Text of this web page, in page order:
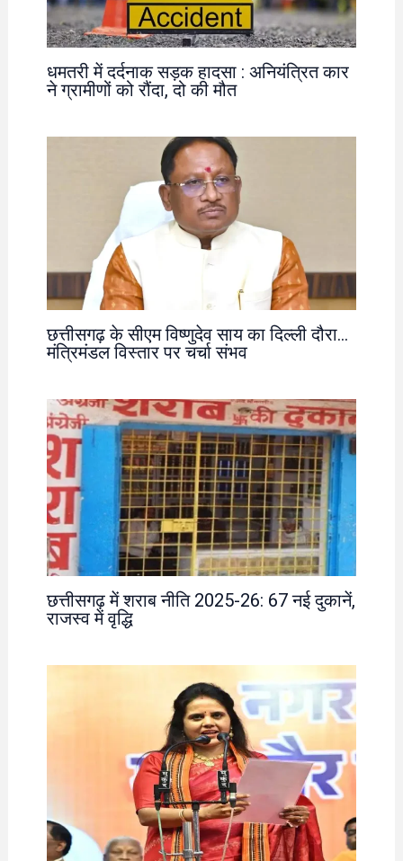
धमतरी में दर्दनाक सड़क हादसा : अनियंत्रित कार
ने ग्रामीणों को रौंदा, दो की मौत
छत्तीसगढ़ के सीएम विष्णुदेव साय का दिल्ली दौरा…
मंत्रिमंडल विस्तार पर चर्चा संभव
छत्तीसगढ़ में शराब नीति 2025-26: 67 नई दुकानें,
राजस्व में वृद्धि